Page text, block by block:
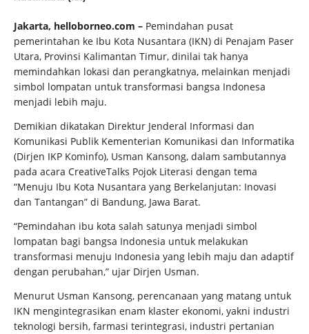
Jakarta, helloborneo.com – Pemindahan pusat
pemerintahan ke Ibu Kota Nusantara (IKN) di Penajam Paser
Utara, Provinsi Kalimantan Timur, dinilai tak hanya
memindahkan lokasi dan perangkatnya, melainkan menjadi
simbol lompatan untuk transformasi bangsa Indonesa
menjadi lebih maju.
Demikian dikatakan Direktur Jenderal Informasi dan
Komunikasi Publik Kementerian Komunikasi dan Informatika
(Dirjen IKP Kominfo), Usman Kansong, dalam sambutannya
pada acara CreativeTalks Pojok Literasi dengan tema
“Menuju Ibu Kota Nusantara yang Berkelanjutan: Inovasi
dan Tantangan” di Bandung, Jawa Barat.
“Pemindahan ibu kota salah satunya menjadi simbol
lompatan bagi bangsa Indonesia untuk melakukan
transformasi menuju Indonesia yang lebih maju dan adaptif
dengan perubahan,” ujar Dirjen Usman.
Menurut Usman Kansong, perencanaan yang matang untuk
IKN mengintegrasikan enam klaster ekonomi, yakni industri
teknologi bersih, farmasi terintegrasi, industri pertanian